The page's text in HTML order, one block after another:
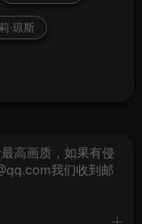
·琼斯
高画质，如果有侵
我们收到邮